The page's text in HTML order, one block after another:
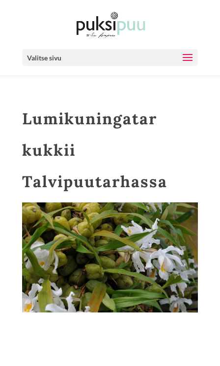
Valitse sivu
Lumikuningatar
kukkii
Talvipuutarhassa